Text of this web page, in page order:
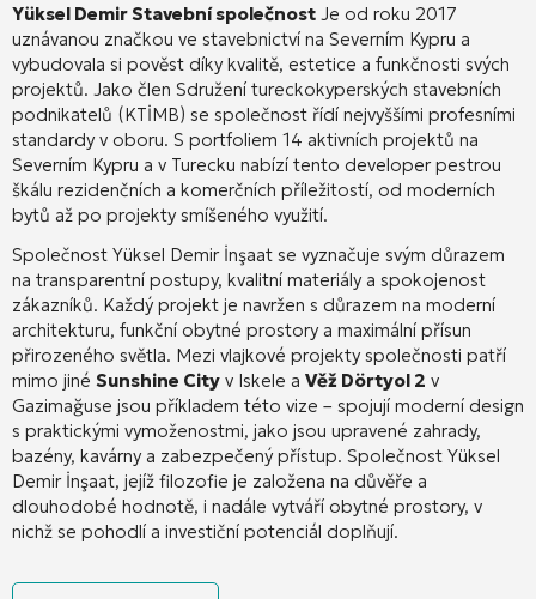
Yüksel Demir Stavební společnost Je od roku 2017
uznávanou značkou ve stavebnictví na Severním Kypru a
vybudovala si pověst díky kvalitě, estetice a funkčnosti svých
projektů. Jako člen Sdružení tureckokyperských stavebních
podnikatelů (KTİMB) se společnost řídí nejvyššími profesními
standardy v oboru. S portfoliem 14 aktivních projektů na
Severním Kypru a v Turecku nabízí tento developer pestrou
škálu rezidenčních a komerčních příležitostí, od moderních
bytů až po projekty smíšeného využití.
Společnost Yüksel Demir İnşaat se vyznačuje svým důrazem
na transparentní postupy, kvalitní materiály a spokojenost
zákazníků. Každý projekt je navržen s důrazem na moderní
architekturu, funkční obytné prostory a maximální přísun
přirozeného světla. Mezi vlajkové projekty společnosti patří
mimo jiné Sunshine City v Iskele a Věž Dörtyol 2 v
Gazimağuse jsou příkladem této vize – spojují moderní design
s praktickými vymoženostmi, jako jsou upravené zahrady,
bazény, kavárny a zabezpečený přístup. Společnost Yüksel
Demir İnşaat, jejíž filozofie je založena na důvěře a
dlouhodobé hodnotě, i nadále vytváří obytné prostory, v
nichž se pohodlí a investiční potenciál doplňují.